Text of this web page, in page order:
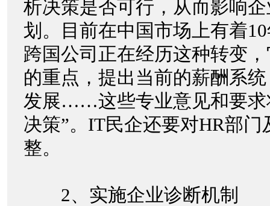
析决策是否可行，从而影响
划。目前在中国市场上有着
跨国公司正在经历这种转变
的重点，提出当前的薪酬系
发展……这些专业意见和要求
决策”。IT民企还要对HR部
整。
2、实施企业诊断机制